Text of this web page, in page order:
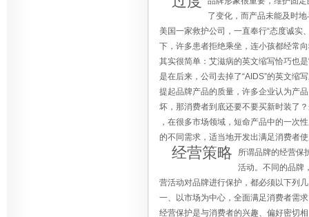
了变化，而产品未能及时
美国一家救护公司，一直奉行“态度诚实
下，许多患者拒绝乘坐，连小孩都经常
其实很简单：艾滋病的英文缩写恰巧也
是在后来，公司去掉了“AIDS”的英文缩
提起品牌产品的质量，许多企业认为产
坏，那消费者到底还要不要买新时装了
，在很多市场领域，短命产品中的一次
的不同需求，适当地开发出满足消费者
经营策略
所谓品牌的经营保
活动。不同的品牌
营活动对品牌进行保护，都必须以下列
一、以市场为中心，全面满足消费者需
经营保护是与消费者的兴趣、偏好密切